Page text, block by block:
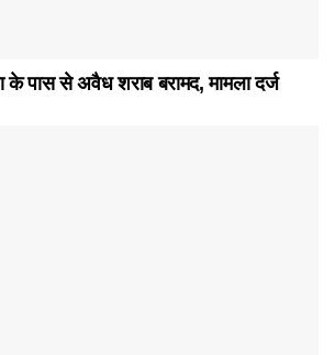
के पास से अवैध शराब बरामद, मामला दर्ज